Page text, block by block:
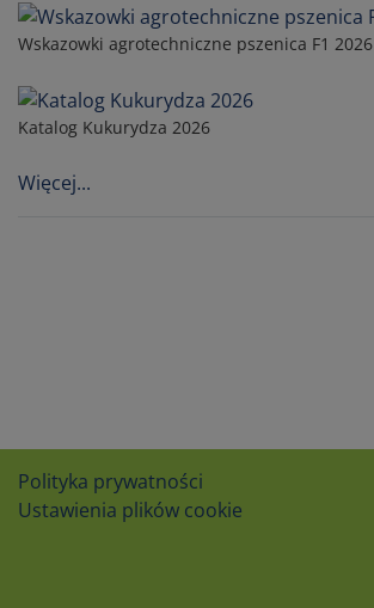
Wskazowki agrotechniczne pszenica F1 2026
Katalog Kukurydza 2026
Więcej...
Polityka prywatności
Ustawienia plików cookie